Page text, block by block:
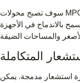
سوف تصبح محولات MPO المستقبلية أصغر. سيقوم المصنعون بتعبئة
بالاندماج في الأجهزة
المتكاملة
استشعار مدمجة. يمكن